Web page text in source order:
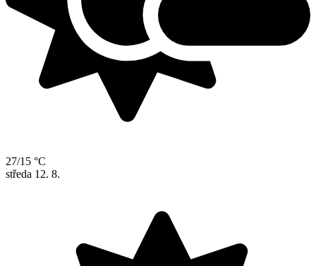
27/15 °C
středa 12. 8.